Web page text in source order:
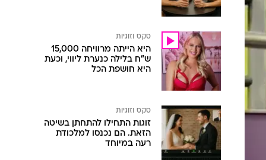
סקס וזוגיות
היא הייתה מרוויחה 15,000
ש"ח בלילה כנערת ליווי, וכעת
היא חושפת הכל
סקס וזוגיות
זוגות התחילו להתחתן בשיטה
הזאת. הם נכנסו למלכודת
רעה במיוחד